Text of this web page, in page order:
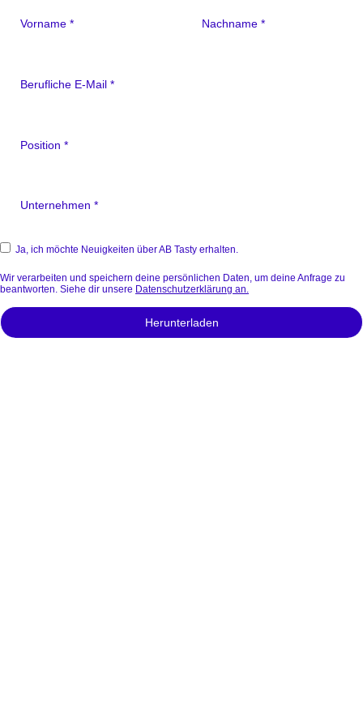
Ja, ich möchte Neuigkeiten über AB Tasty erhalten.
Wir verarbeiten und speichern deine persönlichen Daten, um deine Anfrage zu
beantworten. Siehe dir unsere Datenschutzerklärung an.